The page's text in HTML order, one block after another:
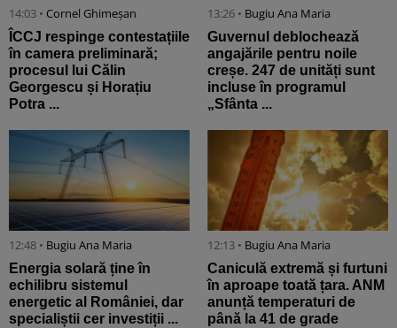
14:03 • Cornel Ghimeșan
ÎCCJ respinge contestațiile
în camera preliminară;
procesul lui Călin
Georgescu și Horațiu
Potra ...
13:26 • Bugiu ⁠Ana Maria
Guvernul deblochează
angajările pentru noile
creșe. 247 de unități sunt
incluse în programul
„Sfânta ...
12:48 • Bugiu ⁠Ana Maria
Energia solară ține în
echilibru sistemul
energetic al României, dar
specialiștii cer investiții ...
12:13 • Bugiu ⁠Ana Maria
Caniculă extremă și furtuni
în aproape toată țara. ANM
anunță temperaturi de
până la 41 de grade